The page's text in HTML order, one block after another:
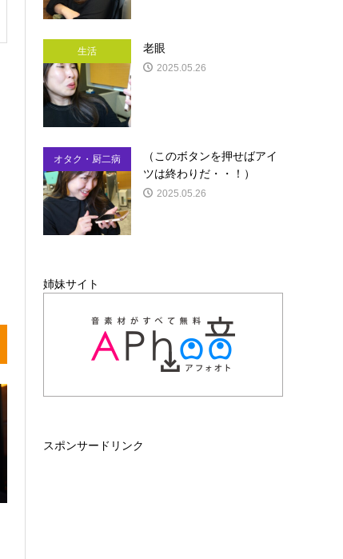
生活 老眼
2025.05.26
オタク・厨二病
（このボタンを押せばアイ
ツは終わりだ・・！）
2025.05.26
姉妹サイト
スポンサードリンク